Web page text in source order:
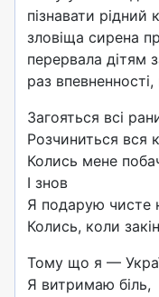
пізнавати рідний
зловіща сирена
перервала дітям
раз
Загояться всі
Розчиниться вся
Колись мене
І знов
Я подарую чисте
Колись, коли
Тому що я —
Я витримаю біль,